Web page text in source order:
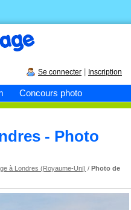
Concours photo
Se connecter Inscription
- Photo
à Londres (Royaume-Uni) /Photo de